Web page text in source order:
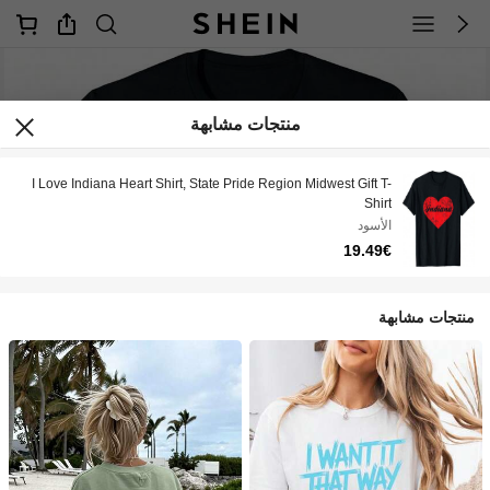
منتجات مشابهة
I Love Indiana Heart Shirt, State Pride Region Midwest Gift T-
Shirt
الأسود
19.49€
منتجات مشابهة